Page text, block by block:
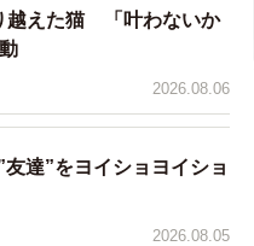
越えた猫 「叶わないか
2026.08.06
達”をヨイショヨイショ
2026.08.05